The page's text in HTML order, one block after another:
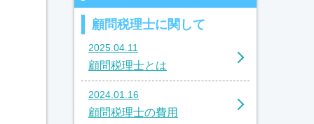
顧問税理士に関して
2025.04.11
顧問税理士とは
2024.01.16
顧問税理士の費用